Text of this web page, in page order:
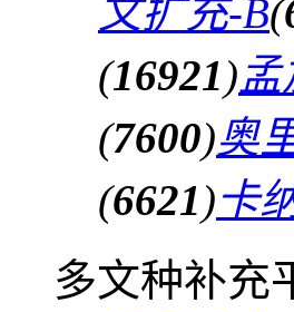
文扩充-B(
(16921)
(7600)奥
(6621)卡
多文种补充